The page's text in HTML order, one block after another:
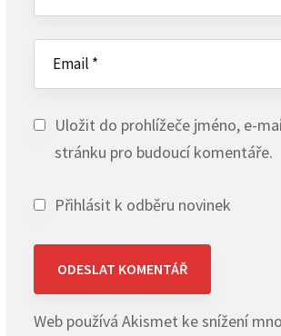
Uložit do prohlížeče jméno, e-
stránku pro budoucí komentáře.
Přihlásit k odběru novinek
Web používá Akismet ke snížení